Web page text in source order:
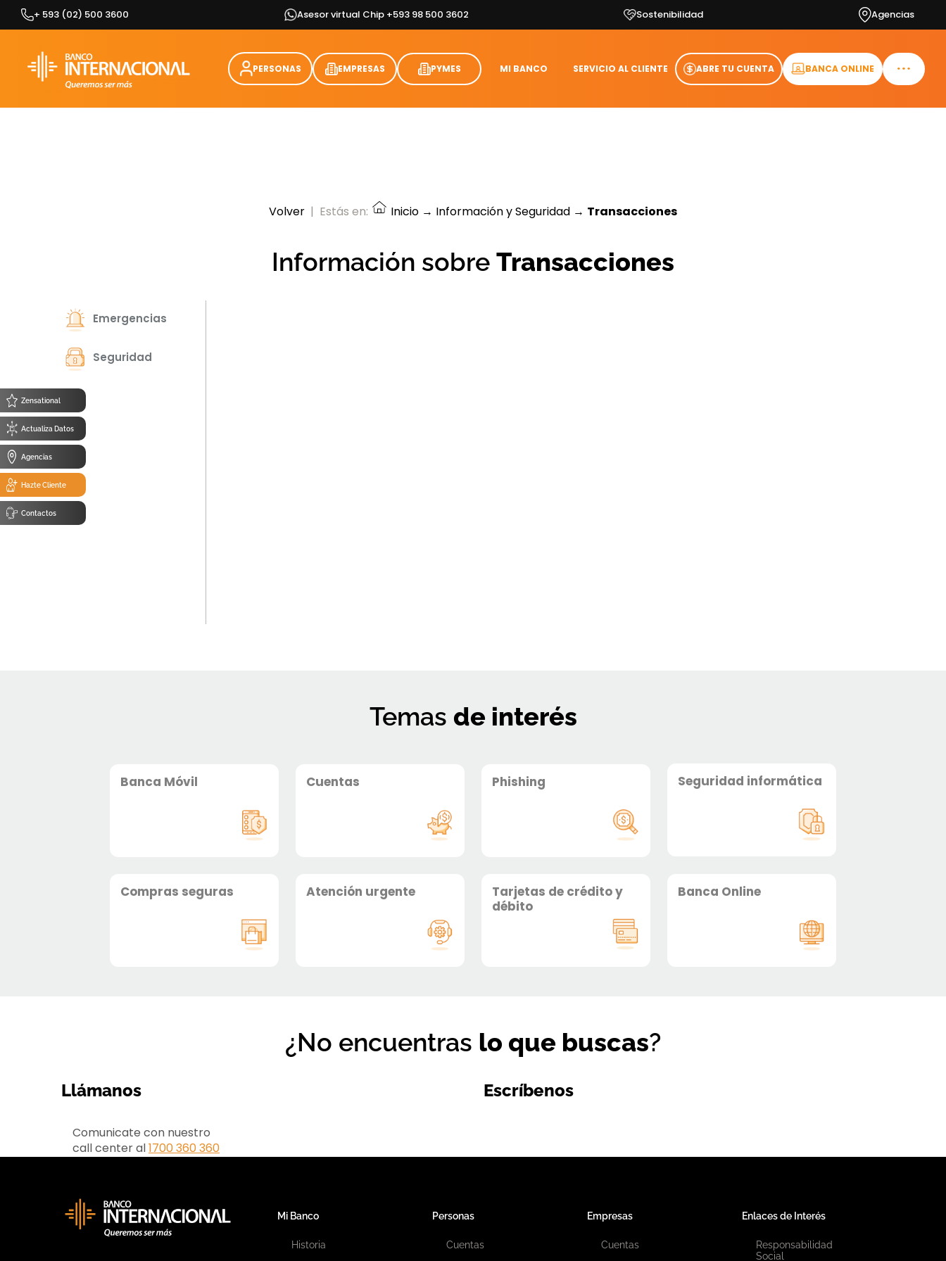
Zensational
Actualiza Datos
Agencias
Hazte Cliente
Contactos
Skip
+ 593 (02) 500 3600 Asesor virtual Chip +593 98 500 3602 Sostenibilidad Agencias
PERSONAS EMPRESAS PYMES MI BANCO SERVICIO AL CLIENTE ABRE TU CUENTA BANCA ONLINE
Volver | Estás en: Inicio → Información y Seguridad → Transacciones
Información sobre Transacciones
Emergencias
Seguridad
Temas de interés
Banca Móvil Cuentas Phishing Seguridad informática
Compras seguras Atención urgente
Tarjetas de crédito y
débito
Banca Online
¿No encuentras lo que buscas?
Llámanos
Comunicate con nuestro
call center al1700 360 360
Escríbenos
Mi Banco
Historia
Personas
Cuentas
Empresas
Cuentas
Enlaces de Interés
Responsabilidad
Social